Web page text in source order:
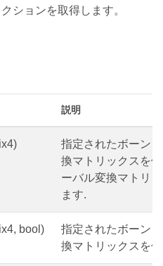
クションを取得します。
説明
指定されたボーン
換マトリックスを
ーバル変換マトリ
ます.
bool)
指定されたボーン
換マトリックスを